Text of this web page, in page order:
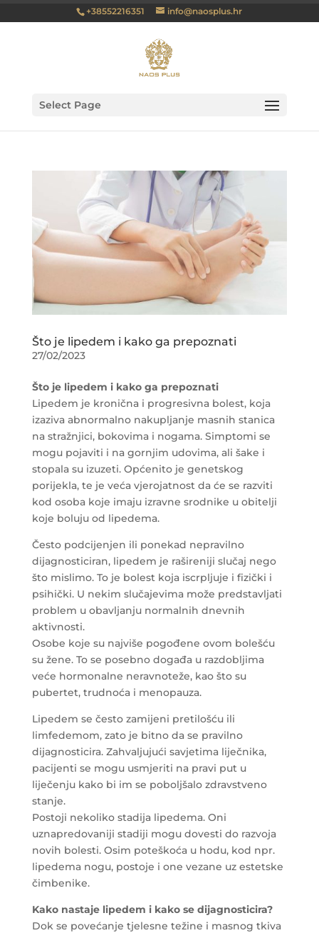
+38552216351 info@naosplus.hr
Select Page
Što je lipedem i kako ga prepoznati
27/02/2023
Što je lipedem i kako ga prepoznati
Lipedem je kronična i progresivna bolest, koja
izaziva abnormalno nakupljanje masnih stanica
na stražnjici, bokovima i nogama. Simptomi se
mogu pojaviti i na gornjim udovima, ali šake i
stopala su izuzeti. Općenito je genetskog
porijekla, te je veća vjerojatnost da će se razviti
kod osoba koje imaju izravne srodnike u obitelji
koje boluju od lipedema.
Često podcijenjen ili ponekad nepravilno
dijagnosticiran, lipedem je rašireniji slučaj nego
što mislimo. To je bolest koja iscrpljuje i fizički i
psihički. U nekim slučajevima može predstavljati
problem u obavljanju normalnih dnevnih
aktivnosti.
Osobe koje su najviše pogođene ovom bolešću
su žene. To se posebno događa u razdobljima
veće hormonalne neravnoteže, kao što su
pubertet, trudnoća i menopauza.
Lipedem se često zamijeni pretilošću ili
limfedemom, zato je bitno da se pravilno
dijagnosticira. Zahvaljujući savjetima liječnika,
pacijenti se mogu usmjeriti na pravi put u
liječenju kako bi im se poboljšalo zdravstveno
stanje.
Postoji nekoliko stadija lipedema. Oni
uznapredovaniji stadiji mogu dovesti do razvoja
novih bolesti. Osim poteškoća u hodu, kod npr.
lipedema nogu, postoje i one vezane uz estetske
čimbenike.
Kako nastaje lipedem i kako se dijagnosticira?
Dok se povećanje tjelesne težine i masnog tkiva